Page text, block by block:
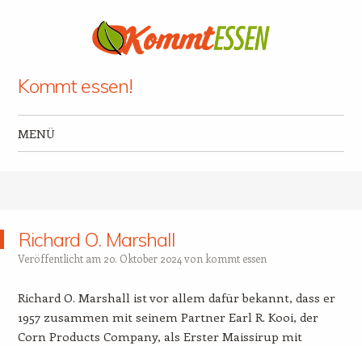
Kommt essen!
MENÜ
Richard O. Marshall
Veröffentlicht am 20. Oktober 2024 von kommt essen
Richard O. Marshall ist vor allem dafür bekannt, dass er
1957 zusammen mit seinem Partner Earl R. Kooi, der
Corn Products Company, als Erster Maissirup mit